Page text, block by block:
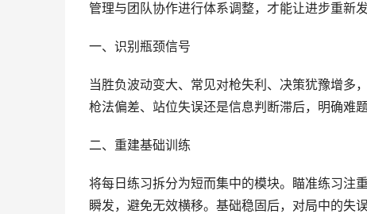
管理与团队协作进行体系调整，才能让进步重新发
一、识别瓶颈信号
当胜负波动变大、常见对枪失利、决策犹豫增多
枪法偏差、站位失误还是信息判断滞后，明确难
二、重建基础训练
将每日练习拆分为短而集中的模块。瞄准练习注
瞬发，避免无效横移。基础稳固后，对局中的失